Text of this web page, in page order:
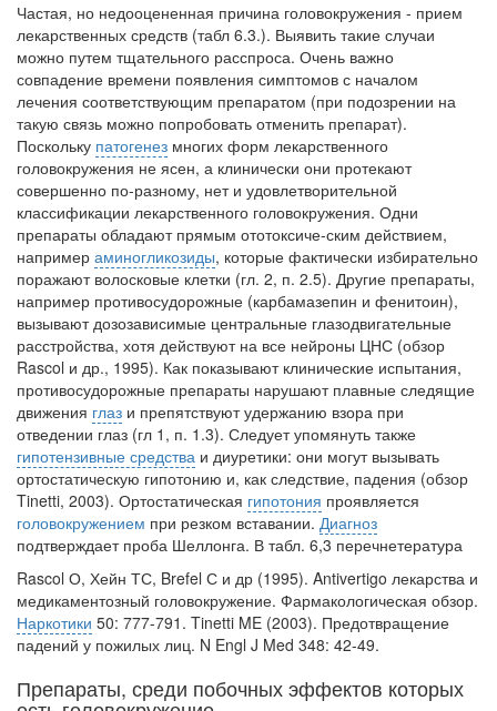
ближайшие годы. Она
заявила об этом на
встрече с журналистами ведущих...
Местная анестезия развивает кардиотоксичность
Федеральная служба по
надзору в сфере
здравоохранения озвучила
тревожную статистику. Она
касаются увеличения риска
острой кардиотоксичности и
роста сопутствующих
осложнений от...
Закон о праве родителей находиться с детьми в
реанимации внесен в Госдуму
Соответствующий
законопроект внесен в
палату на
рассмотрение. Суть его
заключается в
нахождении одного из
родителей в
больничной палате
бесплатно, в течении всего срока лечения...
Частая, но недооцененная причина головокружения - прием
лекарственных средств (табл 6.3.). Выявить такие случаи
можно путем тщательного расспроса. Очень важно
совпадение времени появления симптомов с началом
лечения соответствующим препаратом (при подозрении на
такую связь можно попробовать отменить препарат).
Поскольку патогенез многих форм лекарственного
головокружения не ясен, а клинически они протекают
совершенно по-разному, нет и удовлетворительной
классификации лекарственного головокружения. Одни
препараты обладают прямым ототоксиче-ским действием,
например аминогликозиды, которые фактически избирательно
поражают волосковые клетки (гл. 2, п. 2.5). Другие препараты,
например противосудорожные (карбамазепин и фенитоин),
вызывают дозозависимые центральные глазодвигательные
расстройства, хотя действуют на все нейроны ЦНС (обзор
Rascol и др., 1995). Как показывают клинические испытания,
противосудорожные препараты нарушают плавные следящие
движения глаз и препятствуют удержанию взора при
отведении глаз (гл 1, п. 1.3). Следует упомянуть также
гипотензивные средства и диуретики: они могут вызывать
ортостатическую гипотонию и, как следствие, падения (обзор
Tinetti, 2003). Ортостатическая гипотония проявляется
головокружением при резком вставании. Диагноз
подтверждает проба Шеллонга. В табл. 6,3 перечнетература
Rascol О, Хейн ТС, Brefel С и др (1995). Antivertigo лекарства и
медикаментозный головокружение. Фармакологическая обзор.
Наркотики 50: 777-791. Tinetti ME (2003). Предотвращение
падений у пожилых лиц. N Engl J Med 348: 42-49.
Препараты, среди побочных эффектов которых